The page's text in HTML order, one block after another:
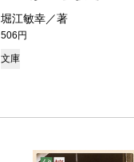
堀江敏幸／著
506円
文庫